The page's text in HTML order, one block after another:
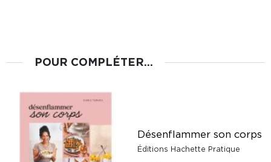
POUR COMPLÉTER...
Désenflammer son corps
Éditions Hachette Pratique